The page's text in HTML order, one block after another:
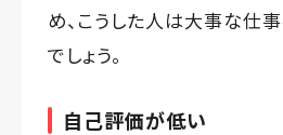
め、こうした人は大事な仕
でしょう。
自己評価が低い